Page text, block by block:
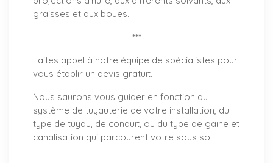
graisses et aux boues.
***
Faites appel à notre équipe de spécialistes pour
vous établir un devis gratuit.
Nous saurons vous guider en fonction du
système de tuyauterie de votre installation, du
type de tuyau, de conduit, ou du type de gaine et
canalisation qui parcourent votre sous sol.